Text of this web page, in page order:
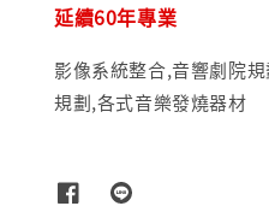
延續60年專業
影像系統整合,音響劇院
規劃,各式音樂發燒器材